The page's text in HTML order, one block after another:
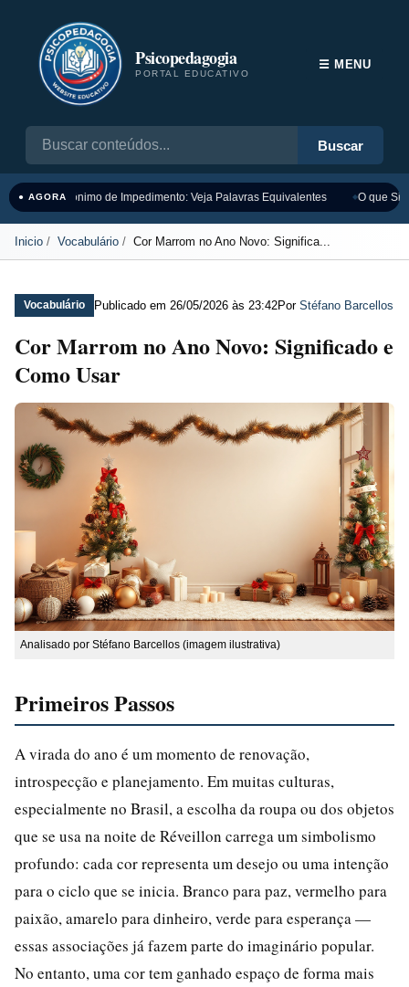
Psicopedagogia
PORTAL EDUCATIVO
Buscar
☰ MENU
● AGORASinônimo de Impedimento: Veja Palavras Equivalentes O que
Inicio Vocabulário Cor Marrom no Ano Novo: Significa...
Vocabulário Publicado em 26/05/2026 às 23:42Por Stéfano Barcellos
Cor Marrom no Ano Novo: Significado e
Como Usar
Analisado por Stéfano Barcellos (imagem ilustrativa)
Primeiros Passos
A virada do ano é um momento de renovação,
introspecção e planejamento. Em muitas culturas,
especialmente no Brasil, a escolha da roupa ou dos objetos
que se usa na noite de Réveillon carrega um simbolismo
profundo: cada cor representa um desejo ou uma intenção
para o ciclo que se inicia. Branco para paz, vermelho para
paixão, amarelo para dinheiro, verde para esperança —
essas associações já fazem parte do imaginário popular.
No entanto, uma cor tem ganhado espaço de forma mais